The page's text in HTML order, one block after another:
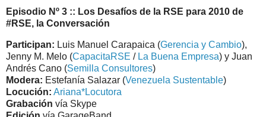
Episodio Nº 3 :: Los Desafíos de la RSE para 2010 de
#RSE, la Conversación
Participan: Luis Manuel Carapaica (Gerencia y Cambio),
Jenny M. Melo (CapacitaRSE / La Buena Empresa) y Juan
Andrés Cano (Semilla Consultores)
Modera: Estefanía Salazar (Venezuela Sustentable)
Locución: Ariana*Locutora
Grabación vía Skype